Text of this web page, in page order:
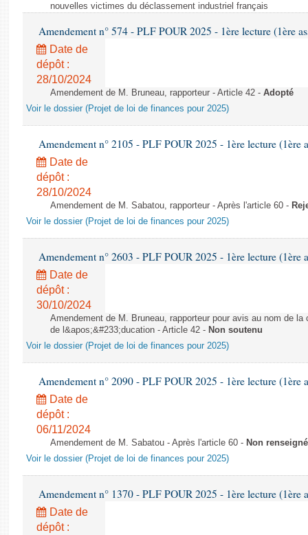
nouvelles victimes du déclassement industriel français
Amendement n° 574 - PLF POUR 2025 - 1ère lecture (1ère
Date de
dépôt :
28/10/2024
Amendement de M. Bruneau, rapporteur - Article 42 - Adopté
Voir le dossier (Projet de loi de finances pour 2025)
Amendement n° 2105 - PLF POUR 2025 - 1ère lecture (1ère
Date de
dépôt :
28/10/2024
Amendement de M. Sabatou, rapporteur - Après l'article 60 -
Voir le dossier (Projet de loi de finances pour 2025)
Amendement n° 2603 - PLF POUR 2025 - 1ère lecture (1ère
Date de
dépôt :
30/10/2024
Amendement de M. Bruneau, rapporteur pour avis au nom de
de l&apos;&#233;ducation - Article 42 - Non soutenu
Voir le dossier (Projet de loi de finances pour 2025)
Amendement n° 2090 - PLF POUR 2025 - 1ère lecture (1ère
Date de
dépôt :
06/11/2024
Amendement de M. Sabatou - Après l'article 60 - Non renseigné
Voir le dossier (Projet de loi de finances pour 2025)
Amendement n° 1370 - PLF POUR 2025 - 1ère lecture (1ère
Date de
dépôt :